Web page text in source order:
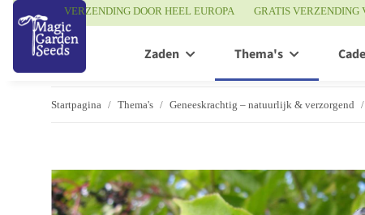
VERZENDING DOOR HEEL EUROPA GRATIS VERZENDING
Zaden Thema's
Startpagina Thema's Geneeskrachtig – natuurlijk & verzorgend